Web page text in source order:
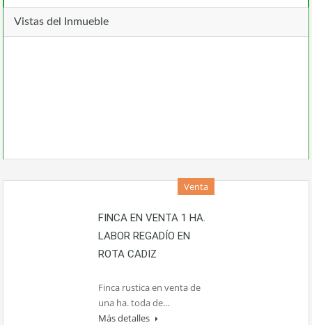
Vistas del Inmueble
Venta
FINCA EN VENTA 1 HA.
LABOR REGADÍO EN
ROTA CADIZ
Finca rustica en venta de
una ha. toda de…
Más detalles